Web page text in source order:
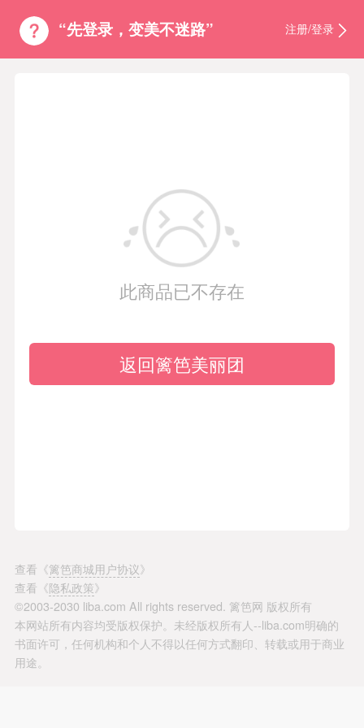
“先登录，变美不迷路” 注册/登录
此商品已不存在
返回篱笆美丽团
查看 《篱笆商城用户协议》
查看 《隐私政策》
©2003-2030 liba.com All rights reserved. 篱笆网 版权所有
本网站所有内容均受版权保护。未经版权所有人--liba.com明确的
书面许可，任何机构和个人不得以任何方式翻印、转载或用于商业
用途。